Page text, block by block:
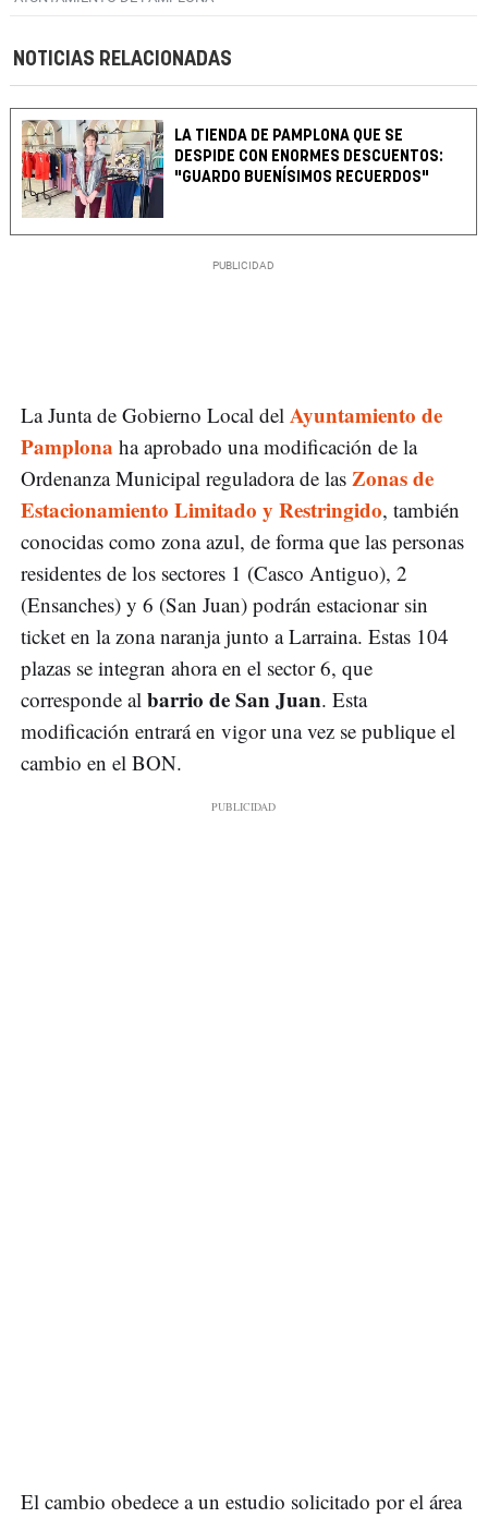
NOTICIAS RELACIONADAS
LA TIENDA DE PAMPLONA QUE SE
DESPIDE CON ENORMES DESCUENTOS:
"GUARDO BUENÍSIMOS RECUERDOS"
La Junta de Gobierno Local del Ayuntamiento de
Pamplona ha aprobado una modificación de la
Ordenanza Municipal reguladora de las Zonas de
Estacionamiento Limitado y Restringido, también
conocidas como zona azul, de forma que las personas
residentes de los sectores 1 (Casco Antiguo), 2
(Ensanches) y 6 (San Juan) podrán estacionar sin
ticket en la zona naranja junto a Larraina. Estas 104
plazas se integran ahora en el sector 6, que
corresponde al barrio de San Juan. Esta
modificación entrará en vigor una vez se publique el
cambio en el BON.
El cambio obedece a un estudio solicitado por el área